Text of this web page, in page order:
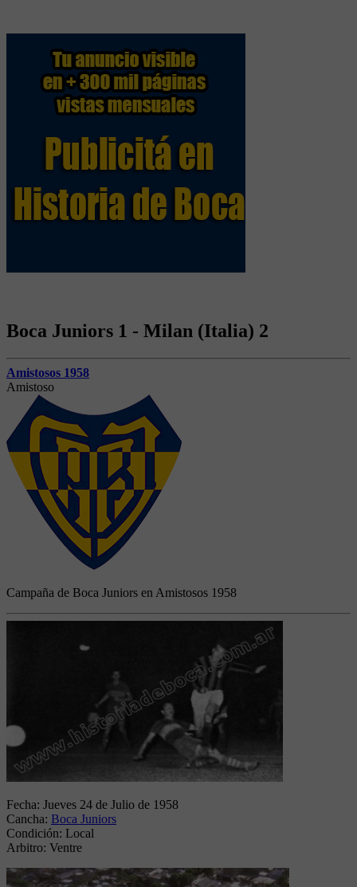
Boca Juniors 1 - Milan (Italia) 2
Amistosos 1958
Amistoso
Campaña de Boca Juniors en Amistosos 1958
Fecha: Jueves 24 de Julio de 1958
Cancha: Boca Juniors
Condición: Local
Arbitro: Ventre